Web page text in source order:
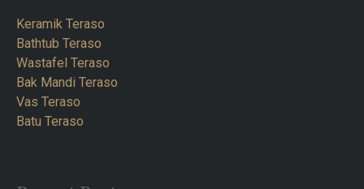
Keramik Teraso
Bathtub Teraso
Wastafel Teraso
Bak Mandi Teraso
Vas Teraso
Batu Teraso